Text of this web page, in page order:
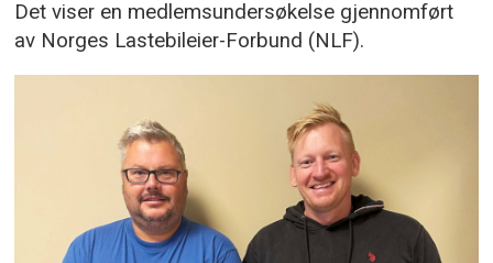
Det viser en medlemsundersøkelse gjennomført
av Norges Lastebileier-Forbund (NLF).